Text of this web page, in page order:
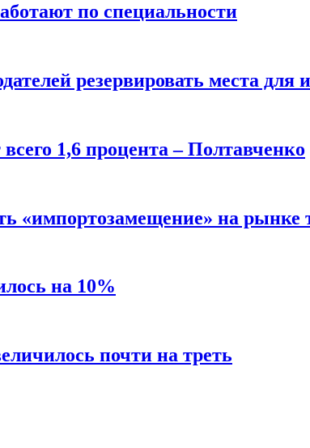
по специальности
резервировать места для
1,6 процента – Полтавченко
«импортозамещение» на рынке
на 10%
почти на треть